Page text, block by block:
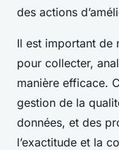
des actions
Il est important de
pour collecter,
manière efficace.
gestion de la
données, et des
l’exactitude et la